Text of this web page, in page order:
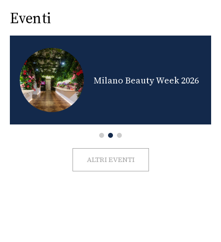
Eventi
Milano Beauty Week 2026
ALTRI EVENTI